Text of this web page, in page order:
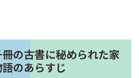
の古書に秘められた家
のあらすじ